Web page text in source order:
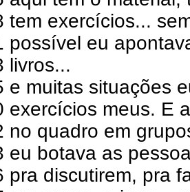
tem exercícios...
possível eu
livros...
e muitas situações
exercícios meus. E
no quadro em
eu botava as
pra discutirem, pra